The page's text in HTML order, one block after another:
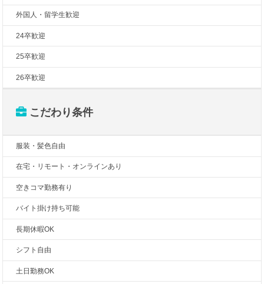
外国人・留学生歓迎
24卒歓迎
25卒歓迎
26卒歓迎
こだわり条件
服装・髪色自由
在宅・リモート・オンラインあり
空きコマ勤務有り
バイト掛け持ち可能
長期休暇OK
シフト自由
土日勤務OK